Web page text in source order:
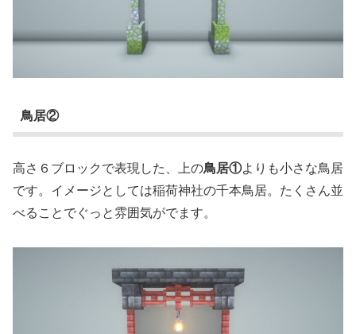
鳥居②
高さ６ブロックで表現した、上の鳥居①よりも小さな鳥居
です。イメージとしては稲荷神社の千本鳥居。たくさん並
べることでぐっと雰囲気がでます。